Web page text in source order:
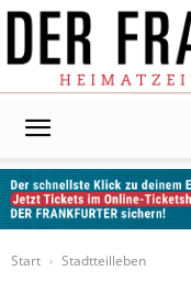
Start
Stadtteilleben